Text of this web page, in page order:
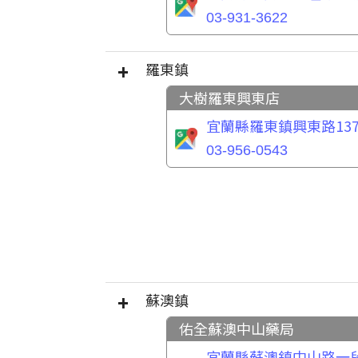
03-931-3622
羅東鎮
大樹羅東興東店
宜蘭縣羅東鎮興東路
03-956-0543
蘇澳鎮
佑全蘇澳中山藥局